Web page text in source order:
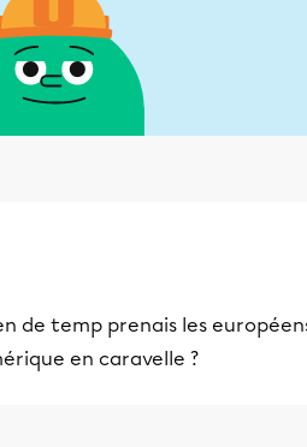
de temp prenais les
en caravelle ?